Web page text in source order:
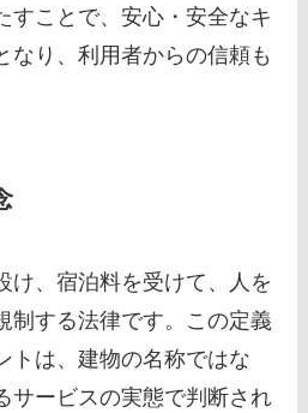
すことで、安心・安全なキ
なり、利用者からの信頼も
け、宿泊料を受けて、人を
制する法律です。この定義
トは、建物の名称ではな
サービスの実態で判断され